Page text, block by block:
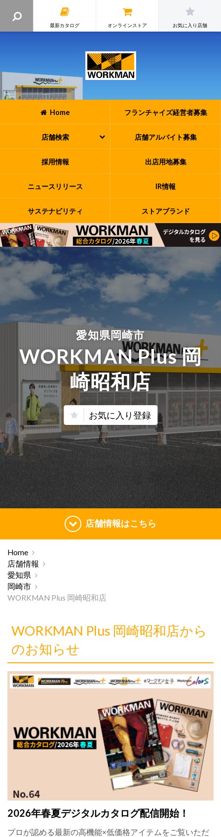
最新カタログ オンラインストア お気に入り店舗
Home フランチャイズ経営者募集
店舗検索 店舗アルバイト募集
採用情報 出店用地募集
ニュースリリース IR情報
サステナビリティ ストアブランド
愛知県岡崎市
WORKMAN Plus 岡
崎昭和店
お気に入り登録
店舗情報はこちら
Home
店舗情報
愛知県
岡崎市
WORKMAN Plus 岡崎昭和店
WORKMAN Plus 岡崎昭和店から
のお知らせ
2026年春夏デジタルカタログ配信開始！
プロが認める最新の高機能×低価格アイテムをご覧いただ